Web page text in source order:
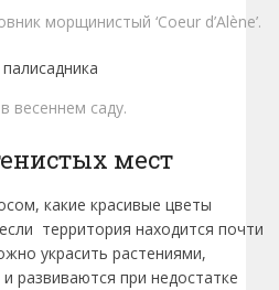
морщинистый ‘Coeur d’Alène’.
весеннем саду.
мест
какие красивые цветы
территория находится почти
украсить растениями,
развиваются при недостатке